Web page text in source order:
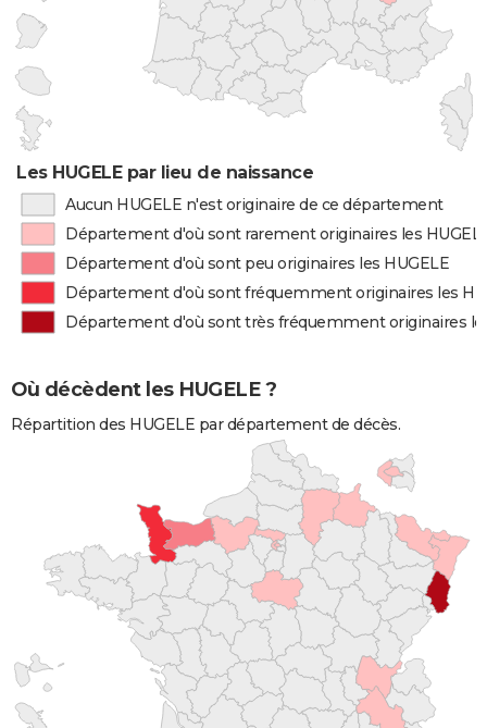
Les HUGELE par lieu de naissance
Aucun HUGELE n'est originaire de ce département
Département d'où sont rarement originaires les
Département d'où sont peu originaires les HUGELE
Département d'où sont fréquemment originaires les
Département d'où sont très fréquemment originaires
Où décèdent les HUGELE ?
Répartition des HUGELE par département de décès.